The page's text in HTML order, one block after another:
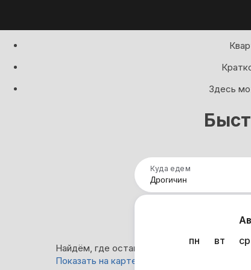
Здесь
Куда едем
пн
вт ср
Найдём, где остановиться в Дрогичине: 3
Показать на карте